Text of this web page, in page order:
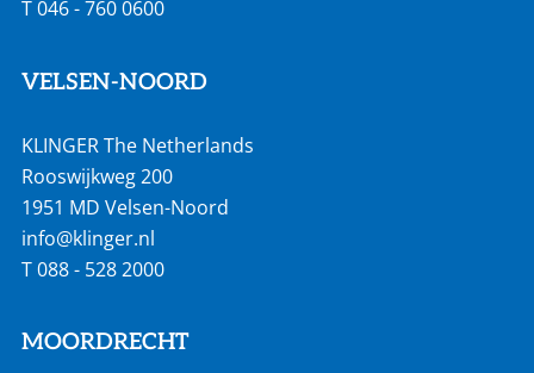
T046 - 760 0600
VELSEN-NOORD
KLINGER The Netherlands
Rooswijkweg 200
1951 MD Velsen-Noord
info@klinger.nl
T088 - 528 2000
MOORDRECHT